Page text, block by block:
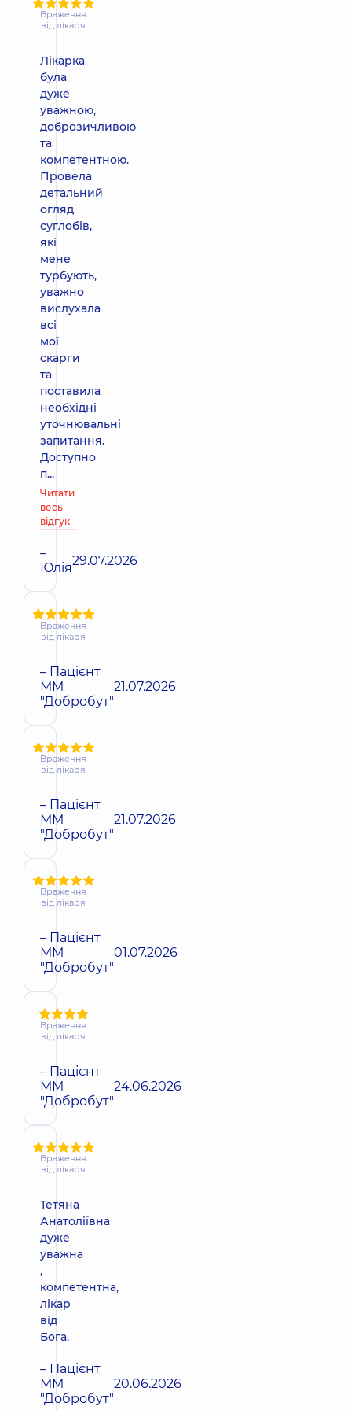
Враження
від лікаря
Лікарка
була
дуже
уважною,
доброзичливою
та
компетентною.
Провела
детальний
огляд
суглобів,
які
мене
турбують,
уважно
вислухала
всі
мої
скарги
та
поставила
необхідні
уточнювальні
запитання.
Доступно
п...
Читати
весь
відгук
–
Юлія29.07.2026
Враження
від лікаря
– Пацієнт
ММ
"Добробут"
21.07.2026
Враження
від лікаря
– Пацієнт
ММ
"Добробут"
21.07.2026
Враження
від лікаря
– Пацієнт
ММ
"Добробут"
01.07.2026
Враження
від лікаря
– Пацієнт
ММ
"Добробут"
24.06.2026
Враження
від лікаря
Тетяна
Анатоліївна
дуже
уважна
,
компетентна,
лікар
від
Бога.
– Пацієнт
ММ
"Добробут"
20.06.2026